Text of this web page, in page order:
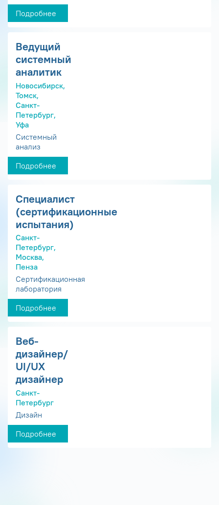
Подробнее
Ведущий
системный
аналитик
Новосибирск,
Томск,
Санкт-
Петербург,
Уфа
Системный
анализ
Подробнее
Специалист
(сертификационные
испытания)
Санкт-
Петербург,
Москва,
Пенза
Сертификационная
лаборатория
Подробнее
Веб-
дизайнер/
UI/UX
дизайнер
Санкт-
Петербург
Дизайн
Подробнее